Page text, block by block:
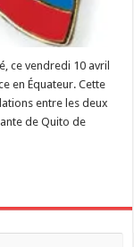
ce vendredi 10 avril
en Équateur. Cette
entre les deux
de Quito de